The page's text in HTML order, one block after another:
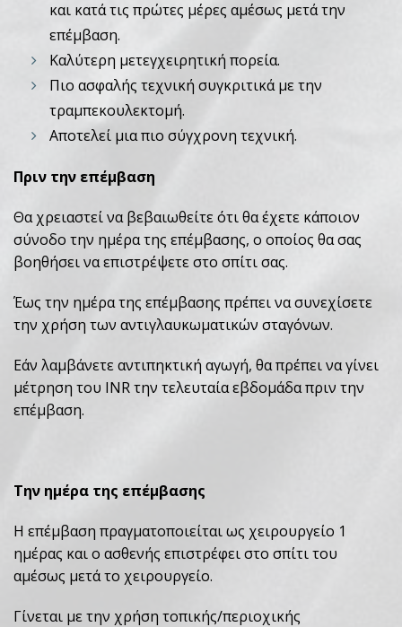
και κατά τις πρώτες μέρες αμέσως μετά την
επέμβαση.
Καλύτερη μετεγχειρητική πορεία.
Πιο ασφαλής τεχνική συγκριτικά με την
τραμπεκουλεκτομή.
Αποτελεί μια πιο σύγχρονη τεχνική.
Πριν την επέμβαση
Θα χρειαστεί να βεβαιωθείτε ότι θα έχετε κάποιον
σύνοδο την ημέρα της επέμβασης, ο οποίος θα σας
βοηθήσει να επιστρέψετε στο σπίτι σας.
Έως την ημέρα της επέμβασης πρέπει να συνεχίσετε
την χρήση των αντιγλαυκωματικών σταγόνων.
Εάν λαμβάνετε αντιπηκτική αγωγή, θα πρέπει να γίνει
μέτρηση του INR την τελευταία εβδομάδα πριν την
επέμβαση.
Την ημέρα της επέμβασης
Η επέμβαση πραγματοποιείται ως χειρουργείο 1
ημέρας και ο ασθενής επιστρέφει στο σπίτι του
αμέσως μετά το χειρουργείο.
Γίνεται με την χρήση τοπικής/περιοχικής